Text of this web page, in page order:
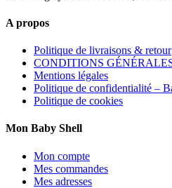
A propos
Politique de livraisons & retour
CONDITIONS
Mentions légales
Politique de confidentialité –
Politique de cookies
Mon Baby Shell
Mon compte
Mes commandes
Mes adresses